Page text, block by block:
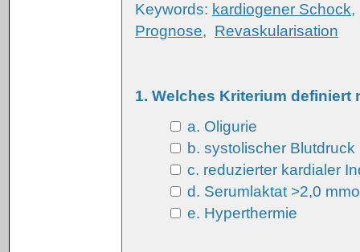
Keywords: kardiogener Schock
Prognose, Revaskularisation
1. Welches Kriterium
a. Oligurie
b. systolischer Blutdruck
c. reduzierter kardialer
d. Serumlaktat >2,0
e. Hyperthermie